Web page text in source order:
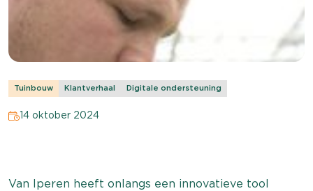
Tuinbouw Klantverhaal Digitale ondersteuning
14 oktober 2024
Van Iperen heeft onlangs een innovatieve tool